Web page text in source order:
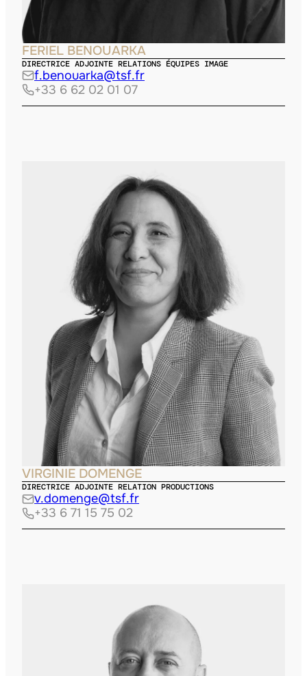
FERIEL BENOUARKA
DIRECTRICE ADJOINTE RELATIONS ÉQUIPES IMAGE
f.benouarka@tsf.fr
+33 6 62 02 01 07
VIRGINIE DOMENGE
DIRECTRICE ADJOINTE RELATION PRODUCTIONS
v.domenge@tsf.fr
+33 6 71 15 75 02